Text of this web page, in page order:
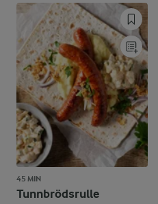
45 MIN
Tunnbrödsrulle